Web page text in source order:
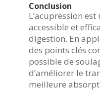
Conclusion
L’acupression
accessible et
digestion. En
des points clés
possible de
d’améliorer le
meilleure